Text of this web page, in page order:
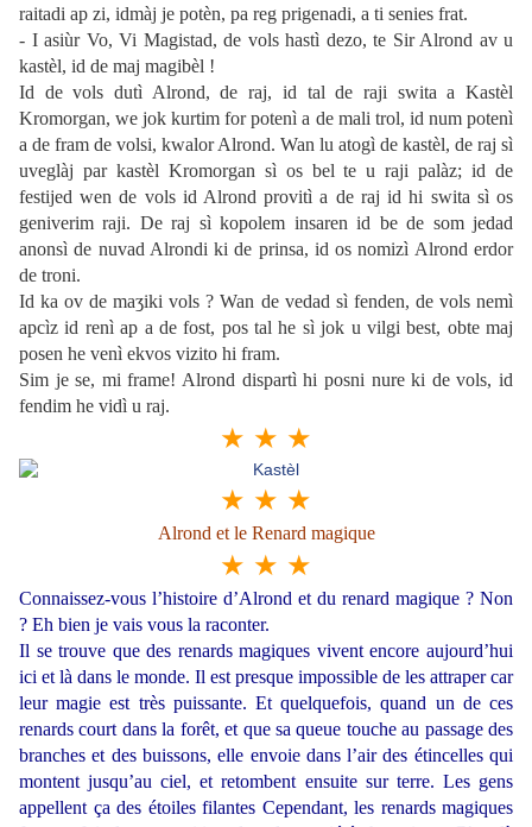
raitadi ap zi, idmàj je potèn, pa reg prigenadi, a ti senies frat.
- I asiùr Vo, Vi Magistad, de vols hastì dezo, te Sir Alrond av u
kastèl, id de maj magibèl !
Id de vols dutì Alrond, de raj, id tal de raji swita a Kastèl
Kromorgan, we jok kurtim for potenì a de mali trol, id num potenì
a de fram de volsi, kwalor Alrond. Wan lu atogì de kastèl, de raj sì
uveglàj par kastèl Kromorgan sì os bel te u raji palàz; id de
festijed wen de vols id Alrond provitì a de raj id hi swita sì os
geniverim raji. De raj sì kopolem insaren id be de som jedad
anonsì de nuvad Alrondi ki de prinsa, id os nomizì Alrond erdor
de troni.
Id ka ov de maʒiki vols ? Wan de vedad sì fenden, de vols nemì
apcìz id renì ap a de fost, pos tal he sì jok u vilgi best, obte maj
posen he venì ekvos vizito hi fram.
Sim je se, mi frame! Alrond dispartì hi posni nure ki de vols, id
fendim he vidì u raj.
★ ★ ★
★ ★ ★
Alrond et le Renard magique
★ ★ ★
Connaissez-vous l’histoire d’Alrond et du renard magique ? Non
? Eh bien je vais vous la raconter.
Il se trouve que des renards magiques vivent encore aujourd’hui
ici et là dans le monde. Il est presque impossible de les attraper car
leur magie est très puissante. Et quelquefois, quand un de ces
renards court dans la forêt, et que sa queue touche au passage des
branches et des buissons, elle envoie dans l’air des étincelles qui
montent jusqu’au ciel, et retombent ensuite sur terre. Les gens
appellent ça des étoiles filantes Cependant, les renards magiques